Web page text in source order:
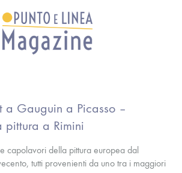
a Gauguin a Picasso –
pittura a Rimini
capolavori della pittura europea dal
tutti provenienti da uno tra i maggiori